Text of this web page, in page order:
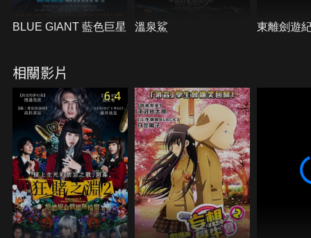
BLUE GIANT 藍色巨星 溫泉鯊 東離劍遊
相關影片
6.4